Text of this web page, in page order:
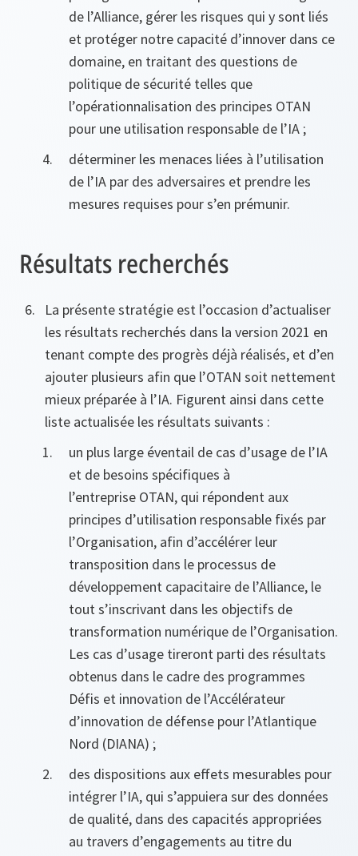
de l’Alliance, gérer les risques qui y sont liés
et protéger notre capacité d’innover dans ce
domaine, en traitant des questions de
politique de sécurité telles que
l’opérationnalisation des principes OTAN
pour une utilisation responsable de l’IA ;
déterminer les menaces liées à l’utilisation
de l’IA par des adversaires et prendre les
mesures requises pour s’en prémunir.
Résultats recherchés
La présente stratégie est l’occasion d’actualiser
les résultats recherchés dans la version 2021 en
tenant compte des progrès déjà réalisés, et d’en
ajouter plusieurs afin que l’OTAN soit nettement
mieux préparée à l’IA. Figurent ainsi dans cette
liste actualisée les résultats suivants :
un plus large éventail de cas d’usage de l’IA
et de besoins spécifiques à
l’entreprise OTAN, qui répondent aux
principes d’utilisation responsable fixés par
l’Organisation, afin d’accélérer leur
transposition dans le processus de
développement capacitaire de l’Alliance, le
tout s’inscrivant dans les objectifs de
transformation numérique de l’Organisation.
Les cas d’usage tireront parti des résultats
obtenus dans le cadre des programmes
Défis et innovation de l’Accélérateur
d’innovation de défense pour l’Atlantique
Nord (DIANA) ;
des dispositions aux effets mesurables pour
intégrer l’IA, qui s’appuiera sur des données
de qualité, dans des capacités appropriées
au travers d’engagements au titre du